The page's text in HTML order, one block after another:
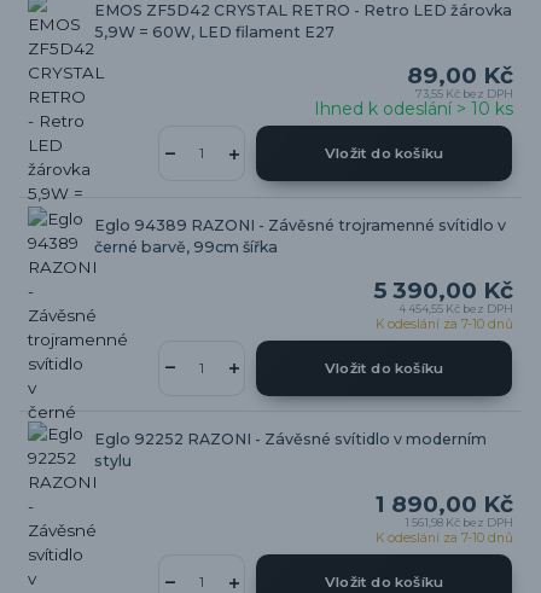
EMOS ZF5D42 CRYSTAL RETRO - Retro LED žárovka
5,9W = 60W, LED filament E27
89,00 Kč
73,55 Kč bez DPH
Ihned k odeslání > 10 ks
Vložit do košíku
Eglo 94389 RAZONI - Závěsné trojramenné svítidlo v
černé barvě, 99cm šířka
5 390,00 Kč
4 454,55 Kč bez DPH
K odeslání za 7-10 dnů
Vložit do košíku
Eglo 92252 RAZONI - Závěsné svítidlo v moderním
stylu
1 890,00 Kč
1 561,98 Kč bez DPH
K odeslání za 7-10 dnů
Vložit do košíku